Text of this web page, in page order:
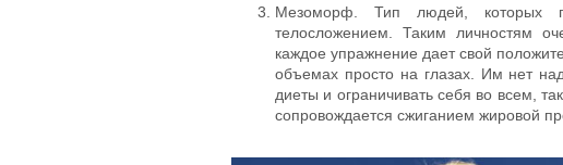
Мезоморф. Тип людей, которых
телосложением. Таким личностям
каждое упражнение дает свой
объемах просто на глазах. Им нет
диеты и ограничивать себя во всем,
сопровождается сжиганием жировой